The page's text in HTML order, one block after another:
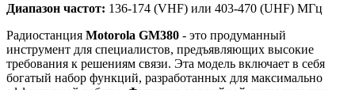
Диапазон частот: 136-174 (VHF) или 403-470 (UHF) МГц
Радиостанция Motorola GM380 - это продуманный
инструмент для специалистов, предъявляющих высокие
требования к решениям связи. Эта модель включает в себя
богатый набор функций, разработанных для максимально